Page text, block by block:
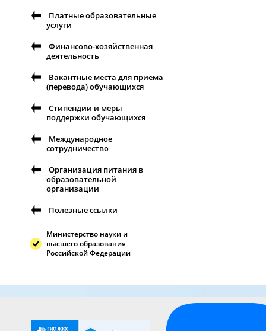
Платные образовательные
услуги
Финансово-хозяйственная
деятельность
Вакантные места для приема
(перевода) обучающихся
Стипендии и меры
поддержки обучающихся
Международное
сотрудничество
Организация питания в
образовательной
организации
Полезные ссылки
Министерство науки и
высшего образования
Российской Федерации